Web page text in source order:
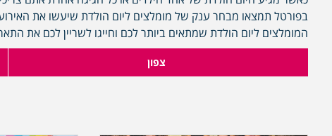
בפורטל תמצאו מבחר ענק של מומלצים ליום הולדת שיעשו את
המומלצים ליום הולדת שמתאים ביותר לכם וחייגו לשריין לכם את
צפון